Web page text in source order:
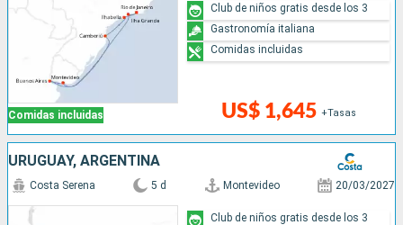
Comidas incluidas US$ 1,645 +Tasas
Club de niños gratis desde los 3
Gastronomía italiana
Comidas incluidas
URUGUAY, ARGENTINA
Costa Serena 5 d Montevideo 20/03/2027
Club de niños gratis desde los 3